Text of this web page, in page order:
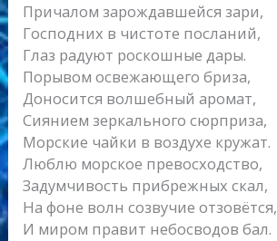
Причалом зарождавшейся зари,
Господних в чистоте посланий,
Глаз радуют роскошные дары.
Порывом освежающего бриза,
Доносится волшебный аромат,
Сиянием зеркального сюрприза,
Морские чайки в воздухе кружат.
Люблю морское превосходство,
Задумчивость прибрежных скал,
На фоне волн созвучие отзовётся,
И миром правит небосводов бал.